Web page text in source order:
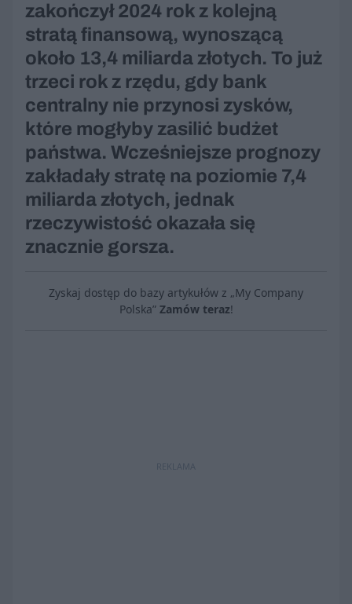
zakończył 2024 rok z kolejną
stratą finansową, wynoszącą
około 13,4 miliarda złotych. To już
trzeci rok z rzędu, gdy bank
centralny nie przynosi zysków,
które mogłyby zasilić budżet
państwa. Wcześniejsze prognozy
zakładały stratę na poziomie 7,4
miliarda złotych, jednak
rzeczywistość okazała się
znacznie gorsza.
Zyskaj dostęp do bazy artykułów z „My Company
Polska” Zamów teraz!
REKLAMA